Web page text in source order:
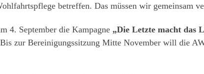
betreffen. Das müssen wir gemeinsam
4. September die Kampagne „Die Letzte macht das
Bis zur Bereinigungssitzung Mitte November will die